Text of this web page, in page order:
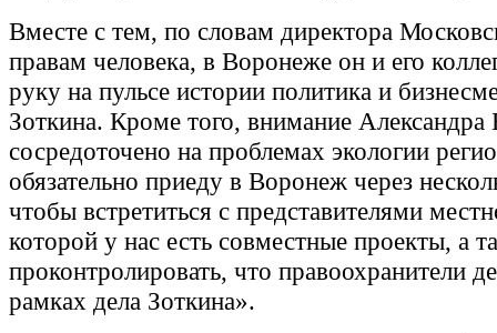
Вместе с тем, по словам директора
правам человека, в Воронеже он и его
руку на пульсе истории политика и
Зоткина. Кроме того, внимание Александра
сосредоточено на проблемах экологии
обязательно приеду в Воронеж через
чтобы встретиться с представителями
которой у нас есть совместные проекты, а
проконтролировать, что правоохранители
рамках дела Зоткина».